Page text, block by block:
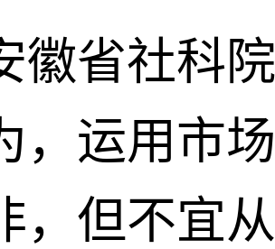
省社科院
，运用市
，但不宜